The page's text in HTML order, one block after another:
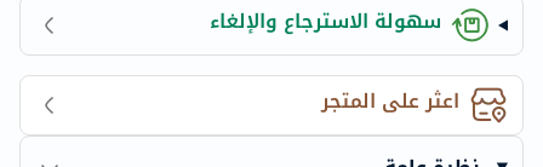
سهولة الاسترجاع والإلغاء
اعثر على المتجر